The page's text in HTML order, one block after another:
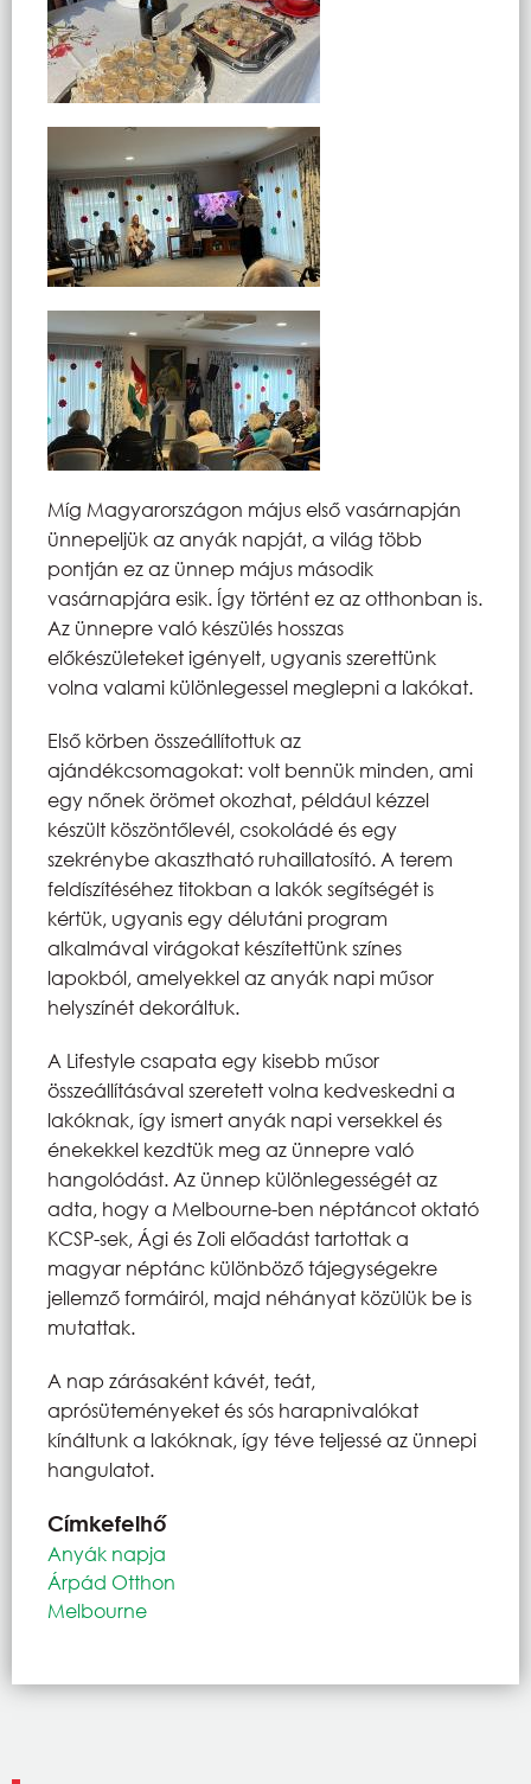
Míg Magyarországon május első vasárnapján
ünnepeljük az anyák napját, a világ több
pontján ez az ünnep május második
vasárnapjára esik. Így történt ez az otthonban is.
Az ünnepre való készülés hosszas
előkészületeket igényelt, ugyanis szerettünk
volna valami különlegessel meglepni a lakókat.
Első körben összeállítottuk az
ajándékcsomagokat: volt bennük minden, ami
egy nőnek örömet okozhat, például kézzel
készült köszöntőlevél, csokoládé és egy
szekrénybe akasztható ruhaillatosító. A terem
feldíszítéséhez titokban a lakók segítségét is
kértük, ugyanis egy délutáni program
alkalmával virágokat készítettünk színes
lapokból, amelyekkel az anyák napi műsor
helyszínét dekoráltuk.
A Lifestyle csapata egy kisebb műsor
összeállításával szeretett volna kedveskedni a
lakóknak, így ismert anyák napi versekkel és
énekekkel kezdtük meg az ünnepre való
hangolódást. Az ünnep különlegességét az
adta, hogy a Melbourne-ben néptáncot oktató
KCSP-sek, Ági és Zoli előadást tartottak a
magyar néptánc különböző tájegységekre
jellemző formáiról, majd néhányat közülük be is
mutattak.
A nap zárásaként kávét, teát,
aprósüteményeket és sós harapnivalókat
kínáltunk a lakóknak, így téve teljessé az ünnepi
hangulatot.
Címkefelhő
Anyák napja
Árpád Otthon
Melbourne